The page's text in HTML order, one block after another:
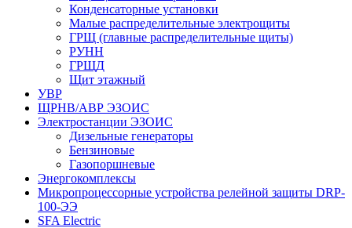
Конденсаторные установки
Малые распределительные электрощиты
ГРЩ (главные распределительные щиты)
РУНН
ГРЩД
Щит этажный
УВР
ЩРНВ/АВР ЭЗОИС
Электростанции ЭЗОИС
Дизельные генераторы
Бензиновые
Газопоршневые
Энергокомплексы
Микропроцессорные устройства релейной защиты DRP-
100-ЭЭ
SFA Electric